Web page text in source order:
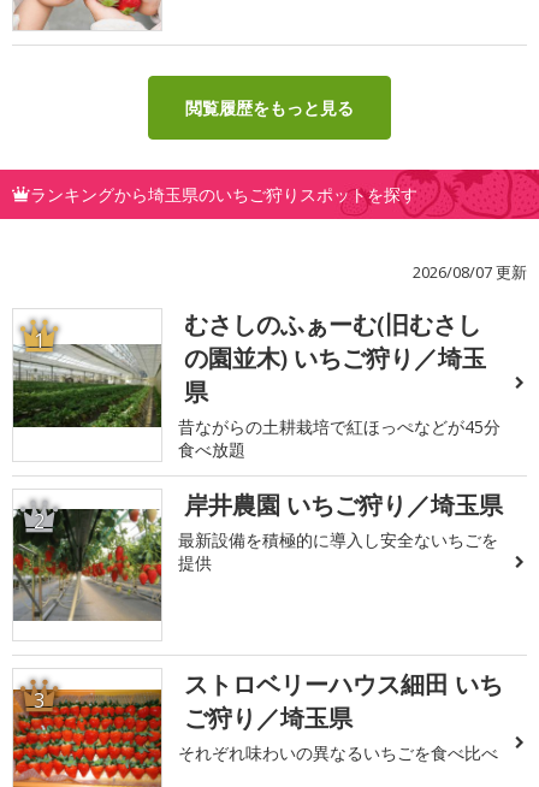
閲覧履歴をもっと見る
ランキングから埼玉県のいちご狩りスポットを探す
2026/08/07 更新
1
むさしのふぁーむ(旧むさし
の園並木) いちご狩り／埼玉
県
昔ながらの土耕栽培で紅ほっぺなどが45分
食べ放題
2 岸井農園 いちご狩り／埼玉県
最新設備を積極的に導入し安全ないちごを
提供
3
ストロベリーハウス細田 いち
ご狩り／埼玉県
それぞれ味わいの異なるいちごを食べ比べ